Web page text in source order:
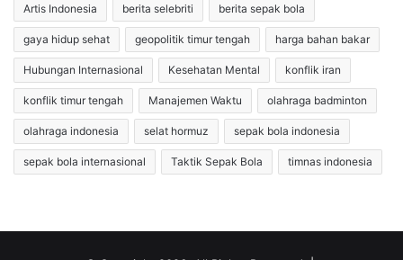
Artis Indonesia berita selebriti berita sepak bola
gaya hidup sehat geopolitik timur tengah harga bahan bakar
Hubungan Internasional Kesehatan Mental konflik iran
konflik timur tengah Manajemen Waktu olahraga badminton
olahraga indonesia selat hormuz sepak bola indonesia
sepak bola internasional Taktik Sepak Bola timnas indonesia